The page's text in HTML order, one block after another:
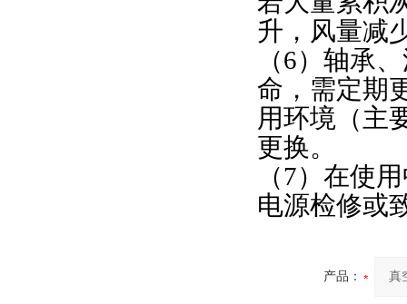
升，风量减
（6）轴承
命，需定期
用环境（主
更换。
（7）在使
电源检修或
产品：